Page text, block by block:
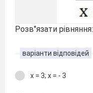
Розв"язати рівняння:
варіанти відповідей
х = 3; х = - 3